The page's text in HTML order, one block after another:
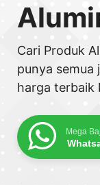
Cari Produk
punya semua
harga terbaik
Mega